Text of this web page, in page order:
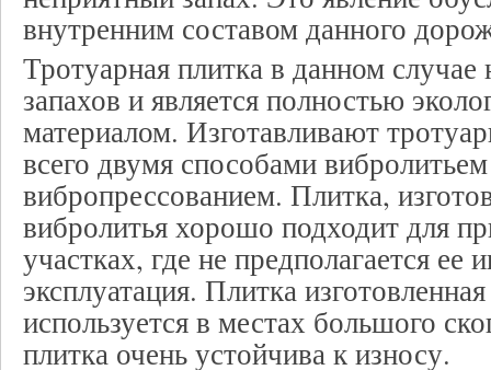
внутренним составом данного
Тротуарная плитка в данном случае
запахов и является полностью
материалом. Изготавливают
всего двумя способами
вибропрессованием. Плитка,
вибролитья хорошо подходит для
участках, где не предполагается ее
эксплуатация. Плитка
используется в местах большого
плитка очень устойчива к износу.